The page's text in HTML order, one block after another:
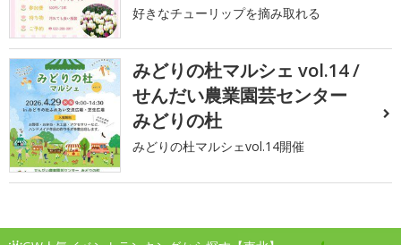
好きなチューリップを摘み取れる
みどりの杜マルシェ vol.14 /
せんだい農業園芸センター
みどりの杜
みどりの杜マルシェvol.14開催